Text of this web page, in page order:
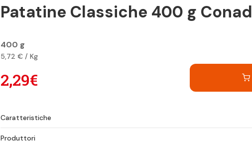
Patatine Classiche 400 g Conad
400 g
5,72 € / Kg
2,29€
Caratteristiche
Produttori